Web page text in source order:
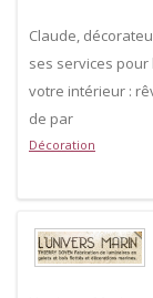
Claude,
ses services
votre intérieur :
de par
Décoration